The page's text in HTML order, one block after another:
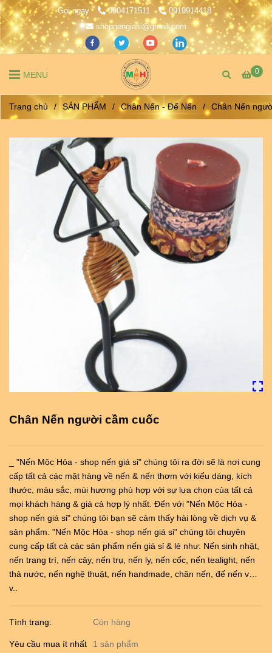
Gọi ngay 0904171511
0919914418
shopnengiasi@gmail.com
0
MENU
Trang chủ / SẢN PHẨM / Chân Nến - Đế Nến / Chân Nến
Chân Nến người cầm cuốc
_ "Nến Mộc Hỏa - shop nến giá sỉ" chúng tôi ra đời sẽ là nơi cung
cấp tất cả các mặt hàng về nến & nến thơm với kiểu dáng, kích
thước, màu sắc, mùi hương phù hợp với sự lựa chọn của tất cả
mọi khách hàng & giá cả hợp lý nhất. Đến với "Nến Mộc Hỏa -
shop nến giá sỉ" chúng tôi bạn sẽ cảm thấy hài lòng về dịch vụ &
sản phẩm. "Nến Mộc Hỏa - shop nến giá sỉ" chúng tôi chuyên
cung cấp tất cả các sản phẩm nến giá sỉ & lẻ như: Nến sinh nhật,
nến trang trí, nến cây, nến trụ, nến ly, nến cốc, nến tealight, nến
thả nước, nến nghệ thuật, nến handmade, chân nến, đế nến v…
v..
Tình trạng: Còn hàng
Yêu cầu mua ít nhất 1 sản phẩm